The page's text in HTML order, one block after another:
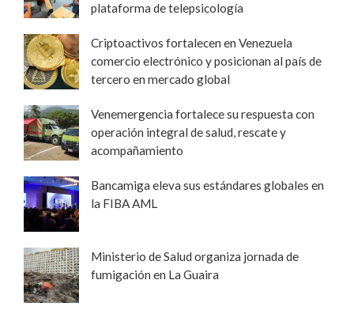
plataforma de telepsicología
Criptoactivos fortalecen en Venezuela
comercio electrónico y posicionan al país de
tercero en mercado global
Venemergencia fortalece su respuesta con
operación integral de salud, rescate y
acompañamiento
Bancamiga eleva sus estándares globales en
la FIBA AML
Ministerio de Salud organiza jornada de
fumigación en La Guaira